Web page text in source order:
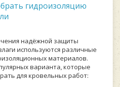
гидроизоляцию
надёжной защиты
используются различные
материалов.
варианта, которые
для кровельных работ: